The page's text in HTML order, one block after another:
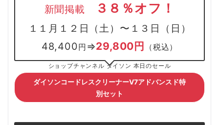
新聞掲載 ３８％オフ！
１１月１２日（土）〜１３日（日）
48,400円 ⇒29,800円 （税込）
ショップチャンネル ダイソン 本日のセール
ダイソンコードレスクリーナーV7アドバンスド特
別セット